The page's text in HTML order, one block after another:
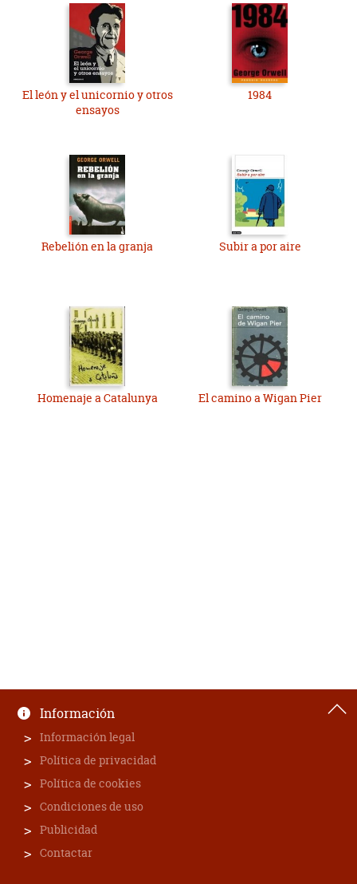
El león y el unicornio y otros
ensayos
1984
Rebelión en la granja Subir a por aire
Homenaje a Catalunya El camino a Wigan Pier
Información
Información legal
Política de privacidad
Política de cookies
Condiciones de uso
Publicidad
Contactar